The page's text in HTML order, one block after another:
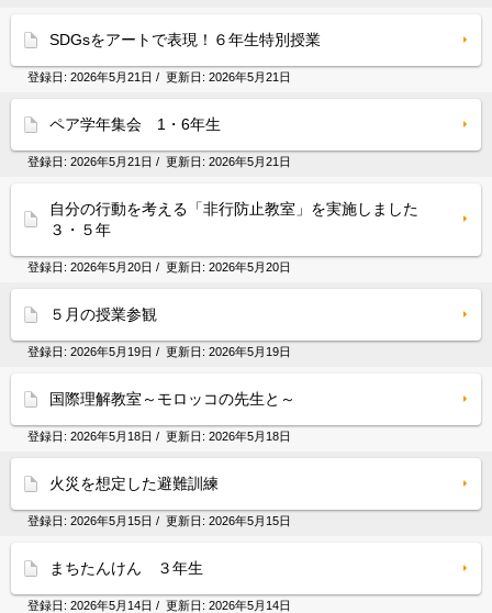
SDGsをアートで表現！６年生特別授業
登録日: 2026年5月21日 / 更新日: 2026年5月21日
ペア学年集会 1・6年生
登録日: 2026年5月21日 / 更新日: 2026年5月21日
自分の行動を考える「非行防止教室」を実施しました
３・５年
登録日: 2026年5月20日 / 更新日: 2026年5月20日
５月の授業参観
登録日: 2026年5月19日 / 更新日: 2026年5月19日
国際理解教室～モロッコの先生と～
登録日: 2026年5月18日 / 更新日: 2026年5月18日
火災を想定した避難訓練
登録日: 2026年5月15日 / 更新日: 2026年5月15日
まちたんけん ３年生
登録日: 2026年5月14日 / 更新日: 2026年5月14日